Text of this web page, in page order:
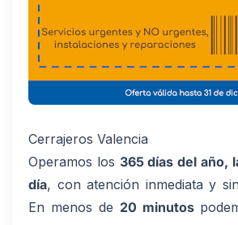
Cerrajeros Valencia
Operamos los 365 días del año,
día, con atención inmediata y
En menos de 20 minutos